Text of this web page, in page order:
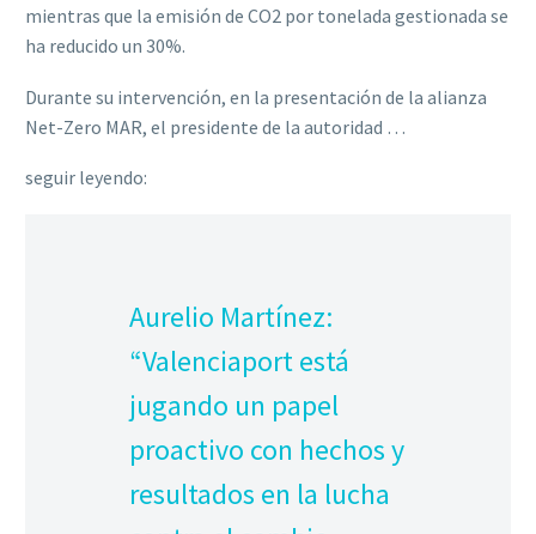
mientras que la emisión de CO2 por tonelada gestionada se
ha reducido un 30%.
Durante su intervención, en la presentación de la alianza
Net-Zero MAR, el presidente de la autoridad …
seguir leyendo:
Aurelio Martínez:
“Valenciaport está
jugando un papel
proactivo con hechos y
resultados en la lucha